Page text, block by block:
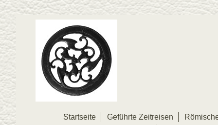
Startseite Geführte Zeitreisen